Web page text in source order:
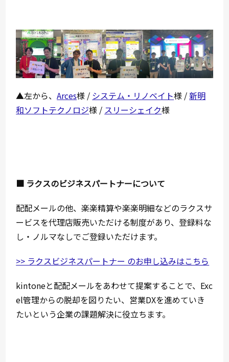
▲左から、Arces様 / システム・リノベイト様 /新明
和ソフトテクノロジ様 / スリーシェイク様
■ ラクスのビジネスパートナーについて
配配メールの他、楽楽精算や楽楽明細などのラクスサ
ービスを代理店販売いただける制度があり、登録料な
し・ノルマなしでご登録いただけます。
>> ラクスビジネスパートナー のお申し込みはこちら
kintoneと配配メールをあわせて提案することで、Exc
el管理からの脱却を図りたい、営業DXを進めていき
たいという企業の課題解決に役立ちます。